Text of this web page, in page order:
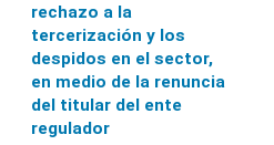
rechazo a la
tercerización y los
despidos en el sector,
en medio de la renuncia
del titular del ente
regulador